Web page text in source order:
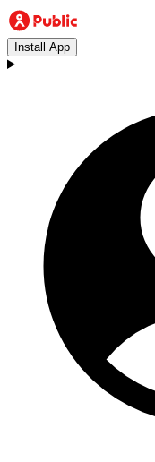
Install App